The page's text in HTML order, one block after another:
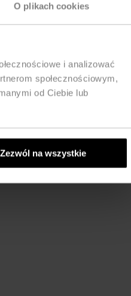
O plikach cookies
i analizować
społecznościowym,
od Ciebie lub
Zezwól na wszystkie